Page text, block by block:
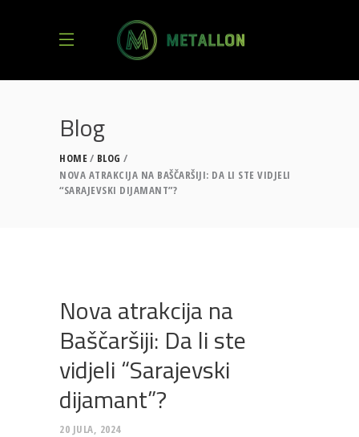
Blog
HOME
BLOG
NOVA ATRAKCIJA NA BAŠČARŠIJI: DA LI STE VIDJELI
“SARAJEVSKI DIJAMANT”?
Nova atrakcija na
Baščaršiji: Da li ste
vidjeli “Sarajevski
dijamant”?
20 JULA, 2024